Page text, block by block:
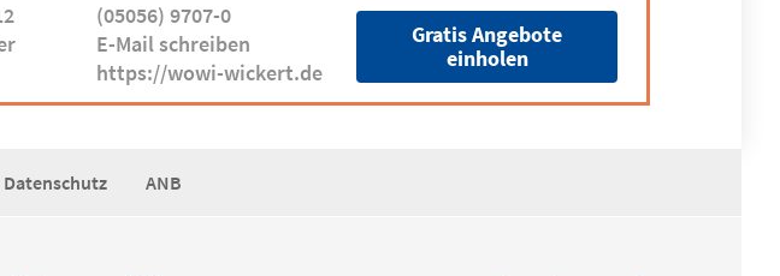
(05056) 9707-0
E-Mail schreiben
https://wowi-wickert.de
Gratis Angebote
einholen
Datenschutz ANB